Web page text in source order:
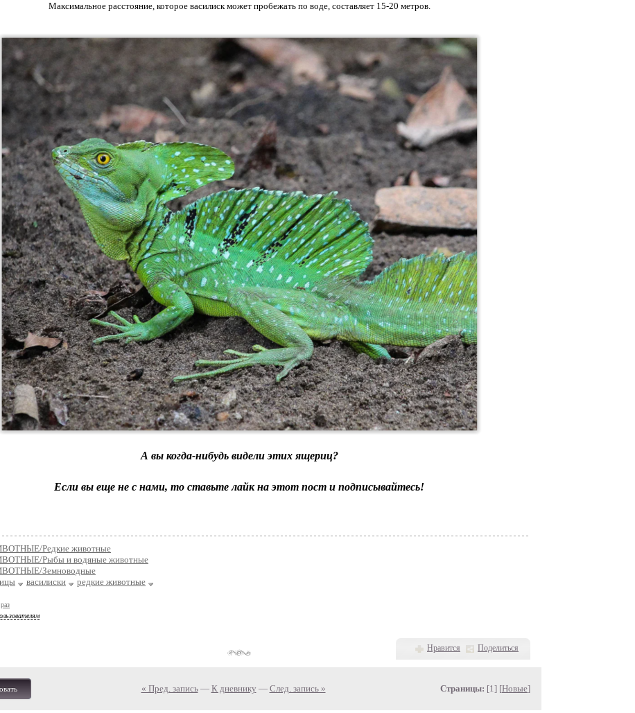
Максимальное расстояние, которое василиск может пробежать по воде, составляет 15-20 метров.
А вы когда-нибудь видели этих ящериц?
Если вы еще не с нами, то ставьте лайк на этот пост и подписывайтесь!
Редкие животные
Рыбы и водяные животные
Земноводные
василиски редкие животные
Нравится Поделиться
« Пред. запись— К дневнику — След. запись » Страницы: [1] [Новые]